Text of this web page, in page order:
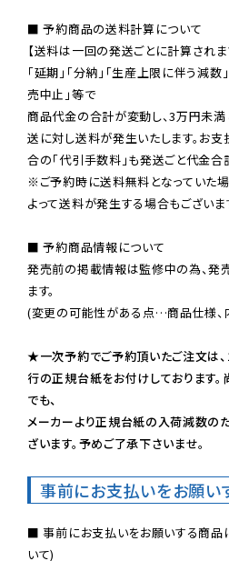
■ 予約商品の送料計算について
【送料は一回の発送ごとに計算されま
「延期」「分納」「生産上限に伴う減数
売中止」等で
商品代金の合計が変動し、3万円未満
送に対し送料が発生いたします。お
※ご予約時に送料無料となっていた
よって送料が発生する場合もございま
■ 予約商品情報について
発売前の掲載情報は監修中の為、発
ます。
(変更の可能性がある点…商品仕様、
★一次予約でご予約頂いたご注文は、
行の正規台紙をお付けしております
でも、
メーカーより正規台紙の入荷減数の
ざいます。予めご了承下さいませ。
事前にお支払いをお願い
■ 事前にお支払いをお願いする商品
いて)